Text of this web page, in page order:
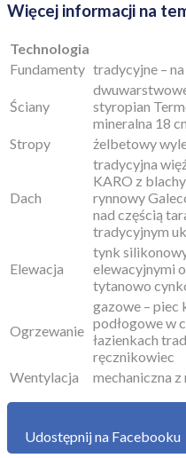
Więcej informacji na
Technologia
Fundamenty tradycyjne –
Ściany
styropian
mineralna 18
Stropy
żelbetowy
Dach
tradycyjna
KARO z
rynnowy
nad częścią
tradycyjnym
Elewacja
tynk
elewacyjnymi
tytanowo
Ogrzewanie
gazowe – piec
podłogowe w
łazienkach
ręcznikowiec
Wentylacja
mechaniczna
Udostępnij na Facebooku